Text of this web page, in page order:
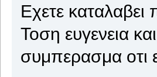
Εχετε καταλαβει
Τοση ευγενεια
συμπερασμα οτι